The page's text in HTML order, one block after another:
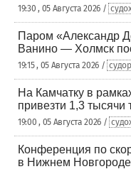
19:30 , 05 Августа 2026 /
Паром «Александр
Ванино — Холмск
19:15 , 05 Августа 2026 /
На Камчатку в
привезти 1,3 тысячи
19:00 , 05 Августа 2026 /
Конференция по
в Нижнем Новгороде